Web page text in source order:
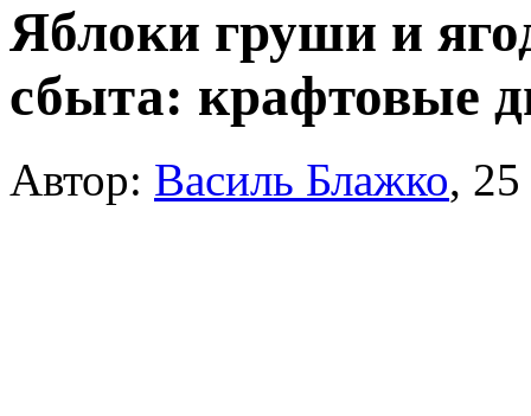
Яблоки груши и
сбыта: крафтовые
Автор: Василь Блажко,